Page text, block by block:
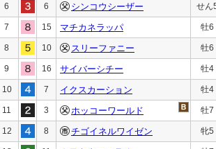
6 6 シンコウシーザー せん
7 15 マチカネラッパ 牡6
8 10 スリーファニー 牡6
9 16 サイバーシチー 牡4
10 7 イクスカーション 牡4
11 3 ホッコーワールド 牡7
12 8 チゴイネルワイゼン 牝5